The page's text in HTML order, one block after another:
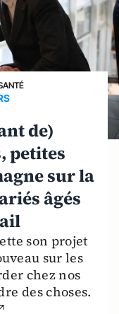
de)
petites
sur la
âgés
son projet
sur les
chez nos
des choses.